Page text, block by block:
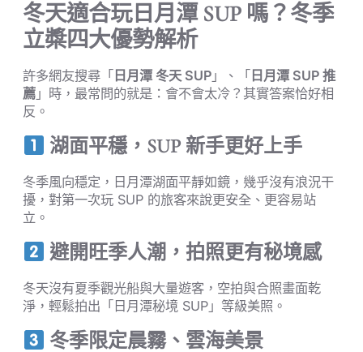
冬天適合玩日月潭 SUP 嗎？冬季
立槳四大優勢解析
許多網友搜尋「 日月潭 冬天 SUP 」、「 日月潭 SUP 推
薦 」時，最常問的就是：會不會太冷？其實答案恰好相
反。
湖面平穩，SUP 新手更好上手
冬季風向穩定，日月潭湖面平靜如鏡，幾乎沒有浪況干
擾，對第一次玩 SUP 的旅客來說更安全、更容易站
立。
避開旺季人潮，拍照更有秘境感
冬天沒有夏季觀光船與大量遊客，空拍與合照畫面乾
淨，輕鬆拍出「日月潭秘境 SUP」等級美照。
冬季限定晨霧、雲海美景